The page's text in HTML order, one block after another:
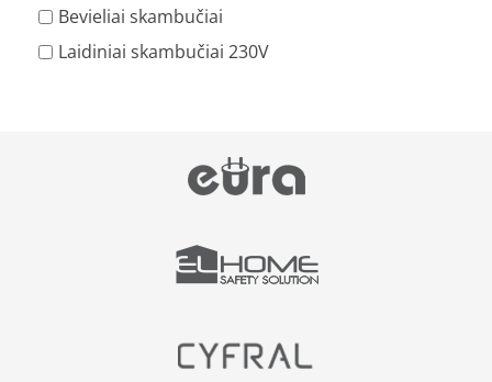
Bevieliai skambučiai
Laidiniai skambučiai 230V